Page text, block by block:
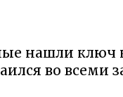
нашли ключ
во всеми